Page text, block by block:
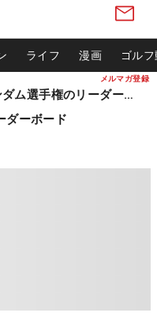
メルマガ登録
ライフ 漫画 ゴル
松山英樹ら出場 ウィンダム選手権のリーダーボード
ーボード